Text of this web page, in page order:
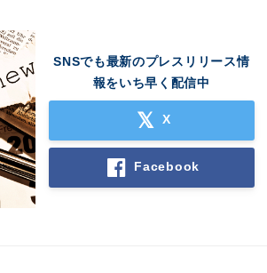
SNSでも最新のプレスリリース情
報をいち早く配信中
X
Facebook